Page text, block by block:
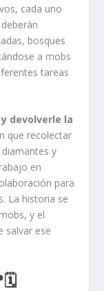
cada uno
bosques
a mobs
tareas
devolverle la
que recolectar
y
en
para
La historia se
y el
salvar ese